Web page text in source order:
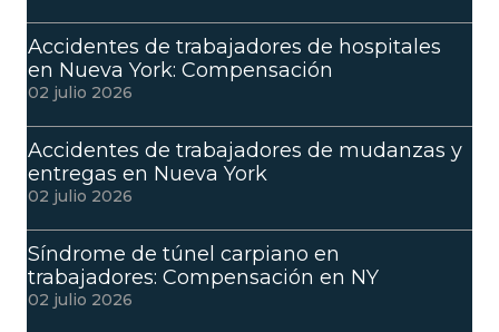
Accidentes de trabajadores de hospitales
en Nueva York: Compensación
02 julio 2026
Accidentes de trabajadores de mudanzas y
entregas en Nueva York
02 julio 2026
Síndrome de túnel carpiano en
trabajadores: Compensación en NY
02 julio 2026